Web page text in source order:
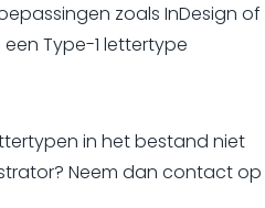
zoals InDesign of
Type-1 lettertype
in het bestand niet
Neem dan contact op